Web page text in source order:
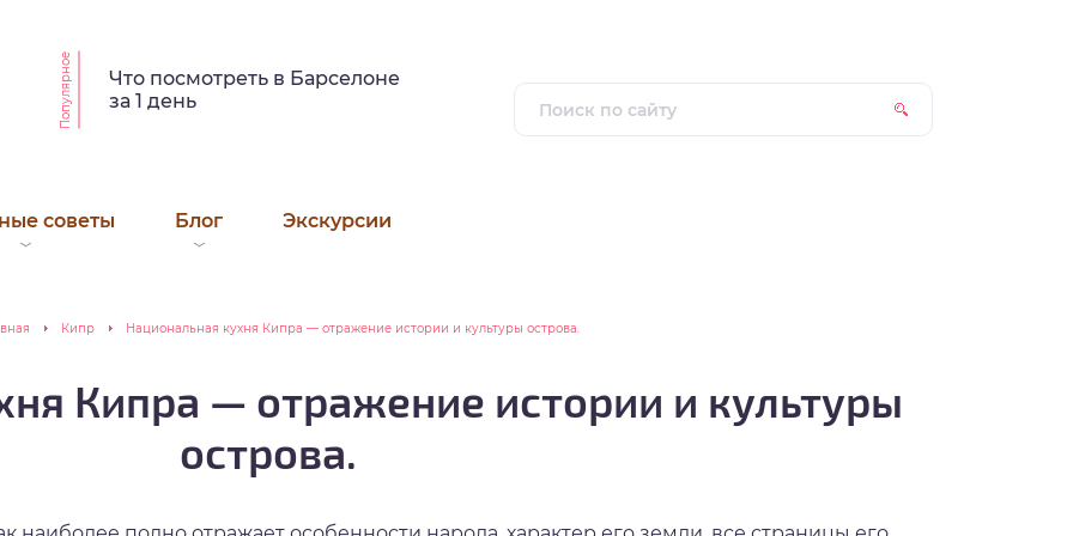
Популярное
Что посмотреть в Барселоне
за 1 день
советы Блог Экскурсии
Кипр Национальная кухня Кипра — отражение истории и культуры острова.
Кипра — отражение истории и культуры
острова.